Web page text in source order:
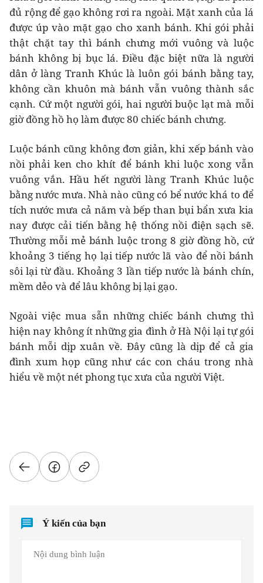
đủ rộng để gạo không rơi ra ngoài. Mặt xanh của lá
được úp vào mặt gạo cho xanh bánh. Khi gói phải
thật chặt tay thì bánh chưng mới vuông và luộc
bánh không bị bục lá. Điều đặc biệt nữa là người
dân ở làng Tranh Khúc là luôn gói bánh bằng tay,
không cần khuôn mà bánh vẫn vuông thành sắc
cạnh. Cứ một người gói, hai người buộc lạt mà mỗi
giờ đồng hồ họ làm được 80 chiếc bánh chưng.
Luộc bánh cũng không đơn giản, khi xếp bánh vào
nồi phải ken cho khít để bánh khi luộc xong vẫn
vuông vắn. Hầu hết người làng Tranh Khúc luộc
bằng nước mưa. Nhà nào cũng có bể nước khá to để
tích nước mưa cả năm và bếp than bụi bẩn xưa kia
nay được cải tiến bằng hệ thống nồi điện sạch sẽ.
Thường mỗi mẻ bánh luộc trong 8 giờ đồng hồ, cứ
khoảng 3 tiếng họ lại tiếp nước lã vào để nồi bánh
sôi lại từ đầu. Khoảng 3 lần tiếp nước là bánh chín,
mềm dẻo và để lâu không bị lại gạo.
Ngoài việc mua sẵn những chiếc bánh chưng thì
hiện nay không ít những gia đình ở Hà Nội lại tự gói
bánh mỗi dịp xuân về. Đây cũng là dịp để cả gia
đình xum họp cũng như các con cháu trong nhà
hiểu về một nét phong tục xưa của người Việt.
Ý kiến của bạn